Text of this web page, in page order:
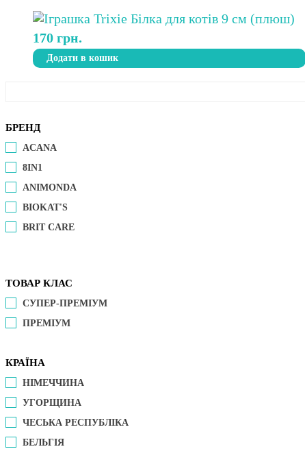
170 грн.
Додати в кошик
БРЕНД
ACANA
8IN1
ANIMONDA
BIOKAT'S
BRIT CARE
ТОВАР КЛАС
СУПЕР-ПРЕМІУМ
ПРЕМІУМ
КРАЇНА
НІМЕЧЧИНА
УГОРЩИНА
ЧЕСЬКА РЕСПУБЛІКА
БЕЛЬГІЯ